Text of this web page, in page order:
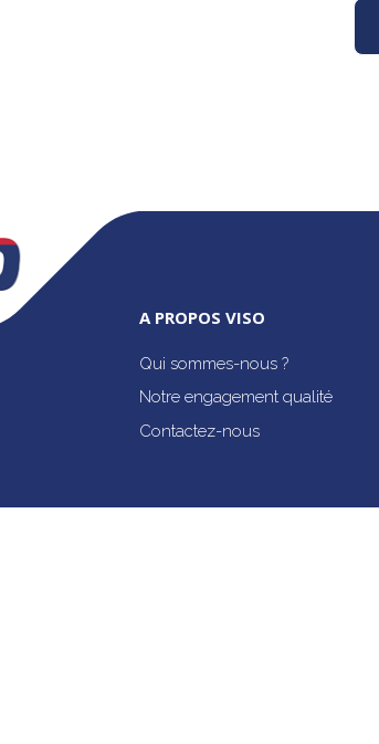
A PROPOS VISO
Qui sommes-nous ?
Notre engagement qualité
Contactez-nous